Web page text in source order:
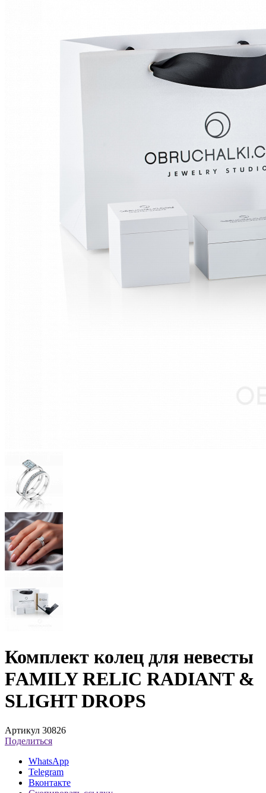
Комплект колец для невесты
FAMILY RELIC RADIANT &
SLIGHT DROPS
Артикул 30826
Поделиться
WhatsApp
Telegram
Вконтакте